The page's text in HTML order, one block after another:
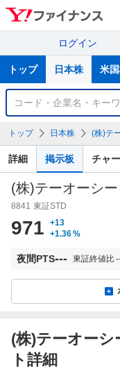
ログイン
サ
トップ 日本株 米
銘
検
索
トップ 日本株 (株)テ
詳細 掲示板 チャ
(株)テーオーシー
8841 東証STD
971
+13
+1.36%
夜間PTS--- 東証終値比
(株)テーオーシ
ト詳細